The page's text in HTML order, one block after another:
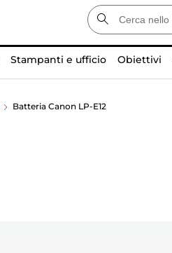
Stampanti e ufficio Obiettivi
Batteria Canon LP-E12